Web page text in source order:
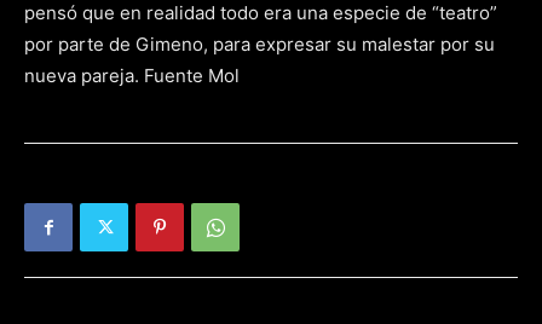
pensó que en realidad todo era una especie de “teatro”
por parte de Gimeno, para expresar su malestar por su
nueva pareja. Fuente Mol